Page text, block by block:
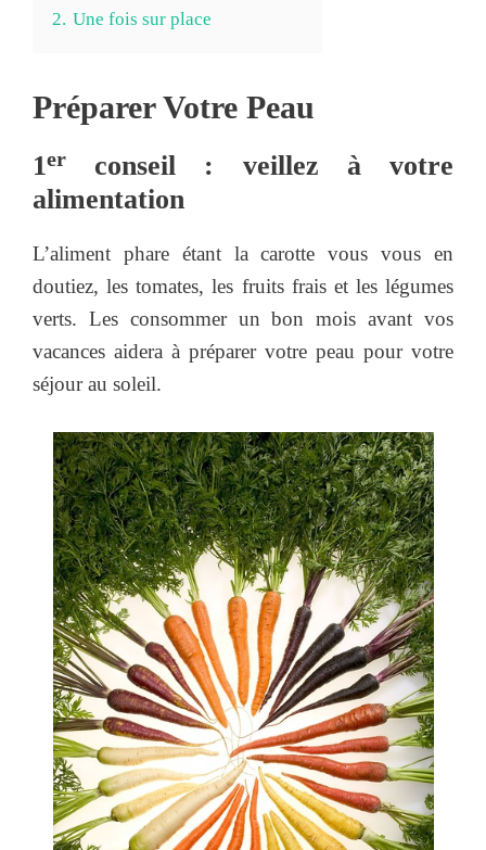
2. Une fois sur place
Préparer Votre Peau
1er
conseil : veillez à votre
alimentation
L’aliment phare étant la carotte vous vous en
doutiez, les tomates, les fruits frais et les légumes
verts. Les consommer un bon mois avant vos
vacances aidera à préparer votre peau pour votre
séjour au soleil.